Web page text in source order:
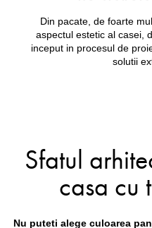
Din pacate, de foarte
aspectul estetic al casei,
inceput in procesul de
solutii
Sfatul
casa cu
Nu puteti alege culoarea